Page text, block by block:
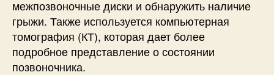
межпозвоночные диски и обнаружить наличие
грыжи. Также используется компьютерная
томография (КТ), которая дает более
подробное представление о состоянии
позвоночника.